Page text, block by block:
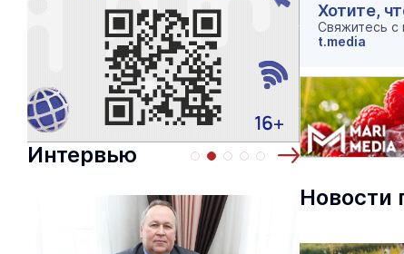
Интервью
Хотите,
Свяжитесь с
t.media
Новости